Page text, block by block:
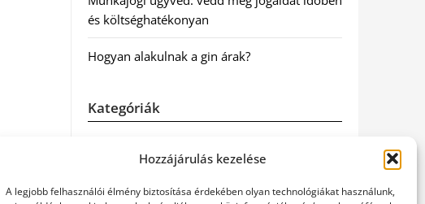
Hozzájárulás kezelése
A legjobb felhasználói élmény biztosítása érdekében olyan technológiákat használunk,
és költséghatékonyan
Hogyan alakulnak a gin árak?
Kategóriák
Hírek